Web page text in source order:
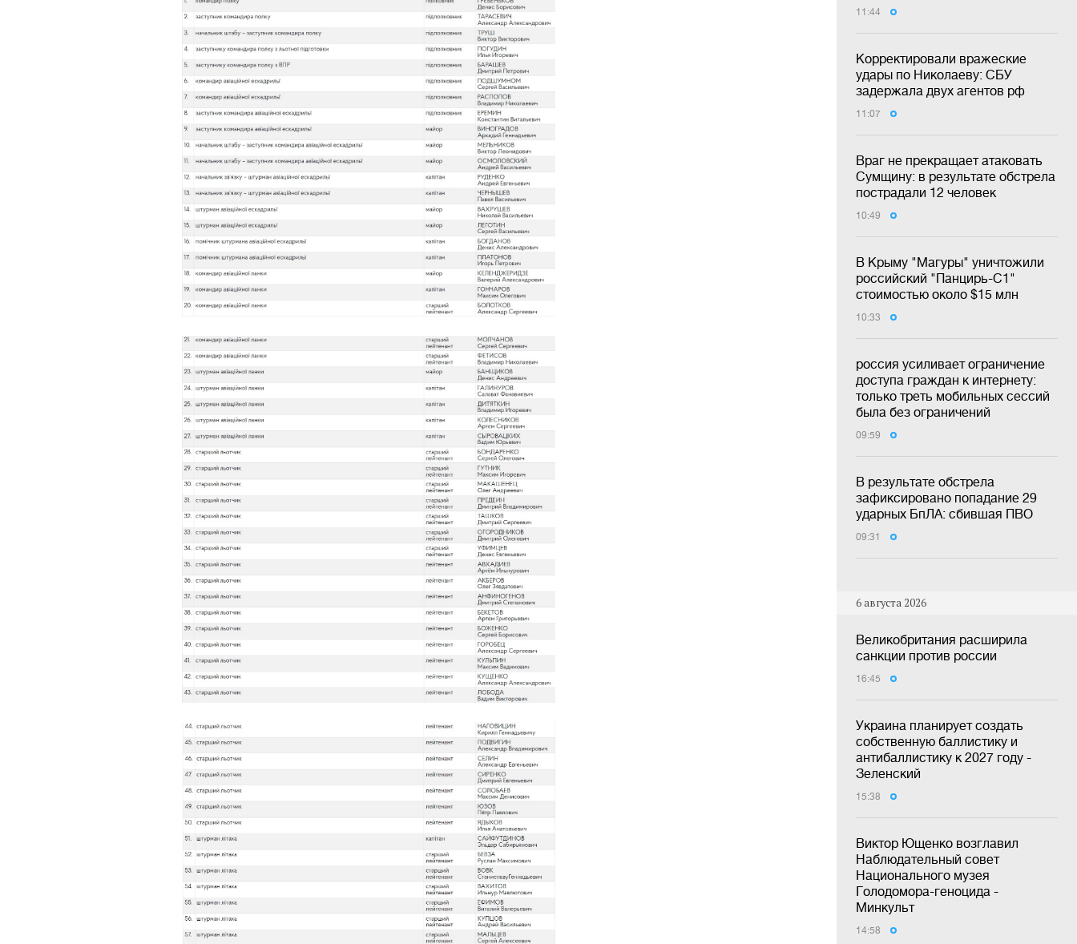
11:44
Корректировали вражеские
удары по Николаеву: СБУ
задержала двух агентов рф
11:07
Враг не прекращает атаковать
Сумщину: в результате обстрела
пострадали 12 человек
10:49
В Крыму "Магуры" уничтожили
российский "Панцирь-С1"
стоимостью около $15 млн
10:33
россия усиливает ограничение
доступа граждан к интернету:
только треть мобильных сессий
была без ограничений
09:59
В результате обстрела
зафиксировано попадание 29
ударных БпЛА: сбившая ПВО
09:31
6 августа 2026
Великобритания расширила
санкции против россии
16:45
Украина планирует создать
собственную баллистику и
антибаллистику к 2027 году -
Зеленский
15:38
Виктор Ющенко возглавил
Наблюдательный совет
Национального музея
Голодомора-геноцида -
Минкульт
14:58